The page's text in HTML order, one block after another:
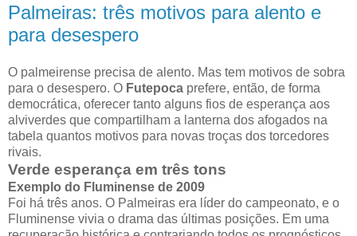
Palmeiras: três motivos para alento e
para desespero
O palmeirense precisa de alento. Mas tem motivos de sobra
para o desespero. O Futepoca prefere, então, de forma
democrática, oferecer tanto alguns fios de esperança aos
alviverdes que compartilham a lanterna dos afogados na
tabela quantos motivos para novas troças dos torcedores
rivais.
Verde esperança em três tons
Exemplo do Fluminense de 2009
Foi há três anos. O Palmeiras era líder do campeonato, e o
Fluminense vivia o drama das últimas posições. Em uma